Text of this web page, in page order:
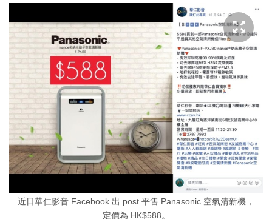
近日華仁影音 Facebook 出 post 平售 Panasonic 空氣清新機，
定價為 HK$588。